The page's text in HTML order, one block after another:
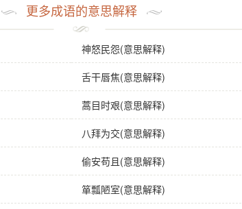
更多成语的意思解释
神怒民怨(意思解释)
舌干唇焦(意思解释)
蒿目时艰(意思解释)
八拜为交(意思解释)
偷安苟且(意思解释)
箪瓢陋室(意思解释)